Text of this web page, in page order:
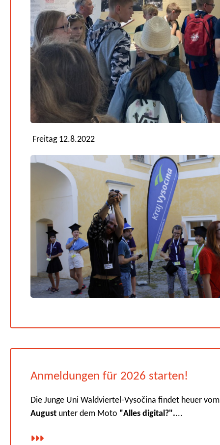
Freitag 12.8.2022
Anmeldungen für 2026 starten!
Die Junge Uni Waldviertel-Vysočina findet heuer
August unter dem Moto "Alles digital?"....